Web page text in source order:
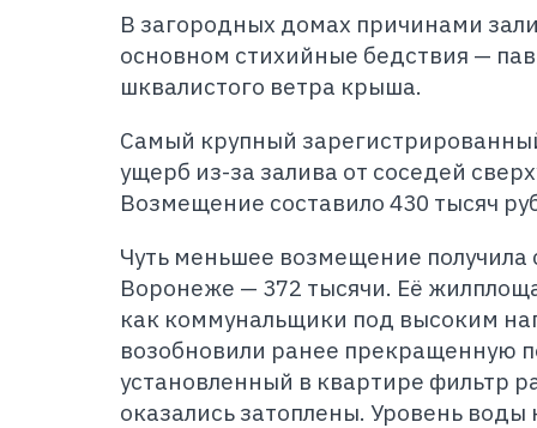
В загородных домах причинами
основном стихийные бедствия —
шквалистого ветра крыша.
Самый крупный
ущерб из-за залива от соседей
Возмещение составило 430 тысяч
Чуть меньшее возмещение
Воронеже — 372 тысячи. Её
как коммунальщики под высоким
возобновили ранее прекращенную
установленный в квартире фильтр
оказались затоплены. Уровень